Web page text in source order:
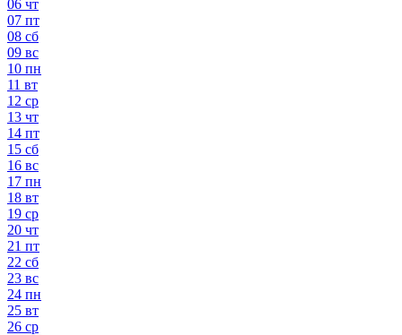
06 чт
07 пт
08 сб
09 вс
10 пн
11 вт
12 ср
13 чт
14 пт
15 сб
16 вс
17 пн
18 вт
19 ср
20 чт
21 пт
22 сб
23 вс
24 пн
25 вт
26 ср